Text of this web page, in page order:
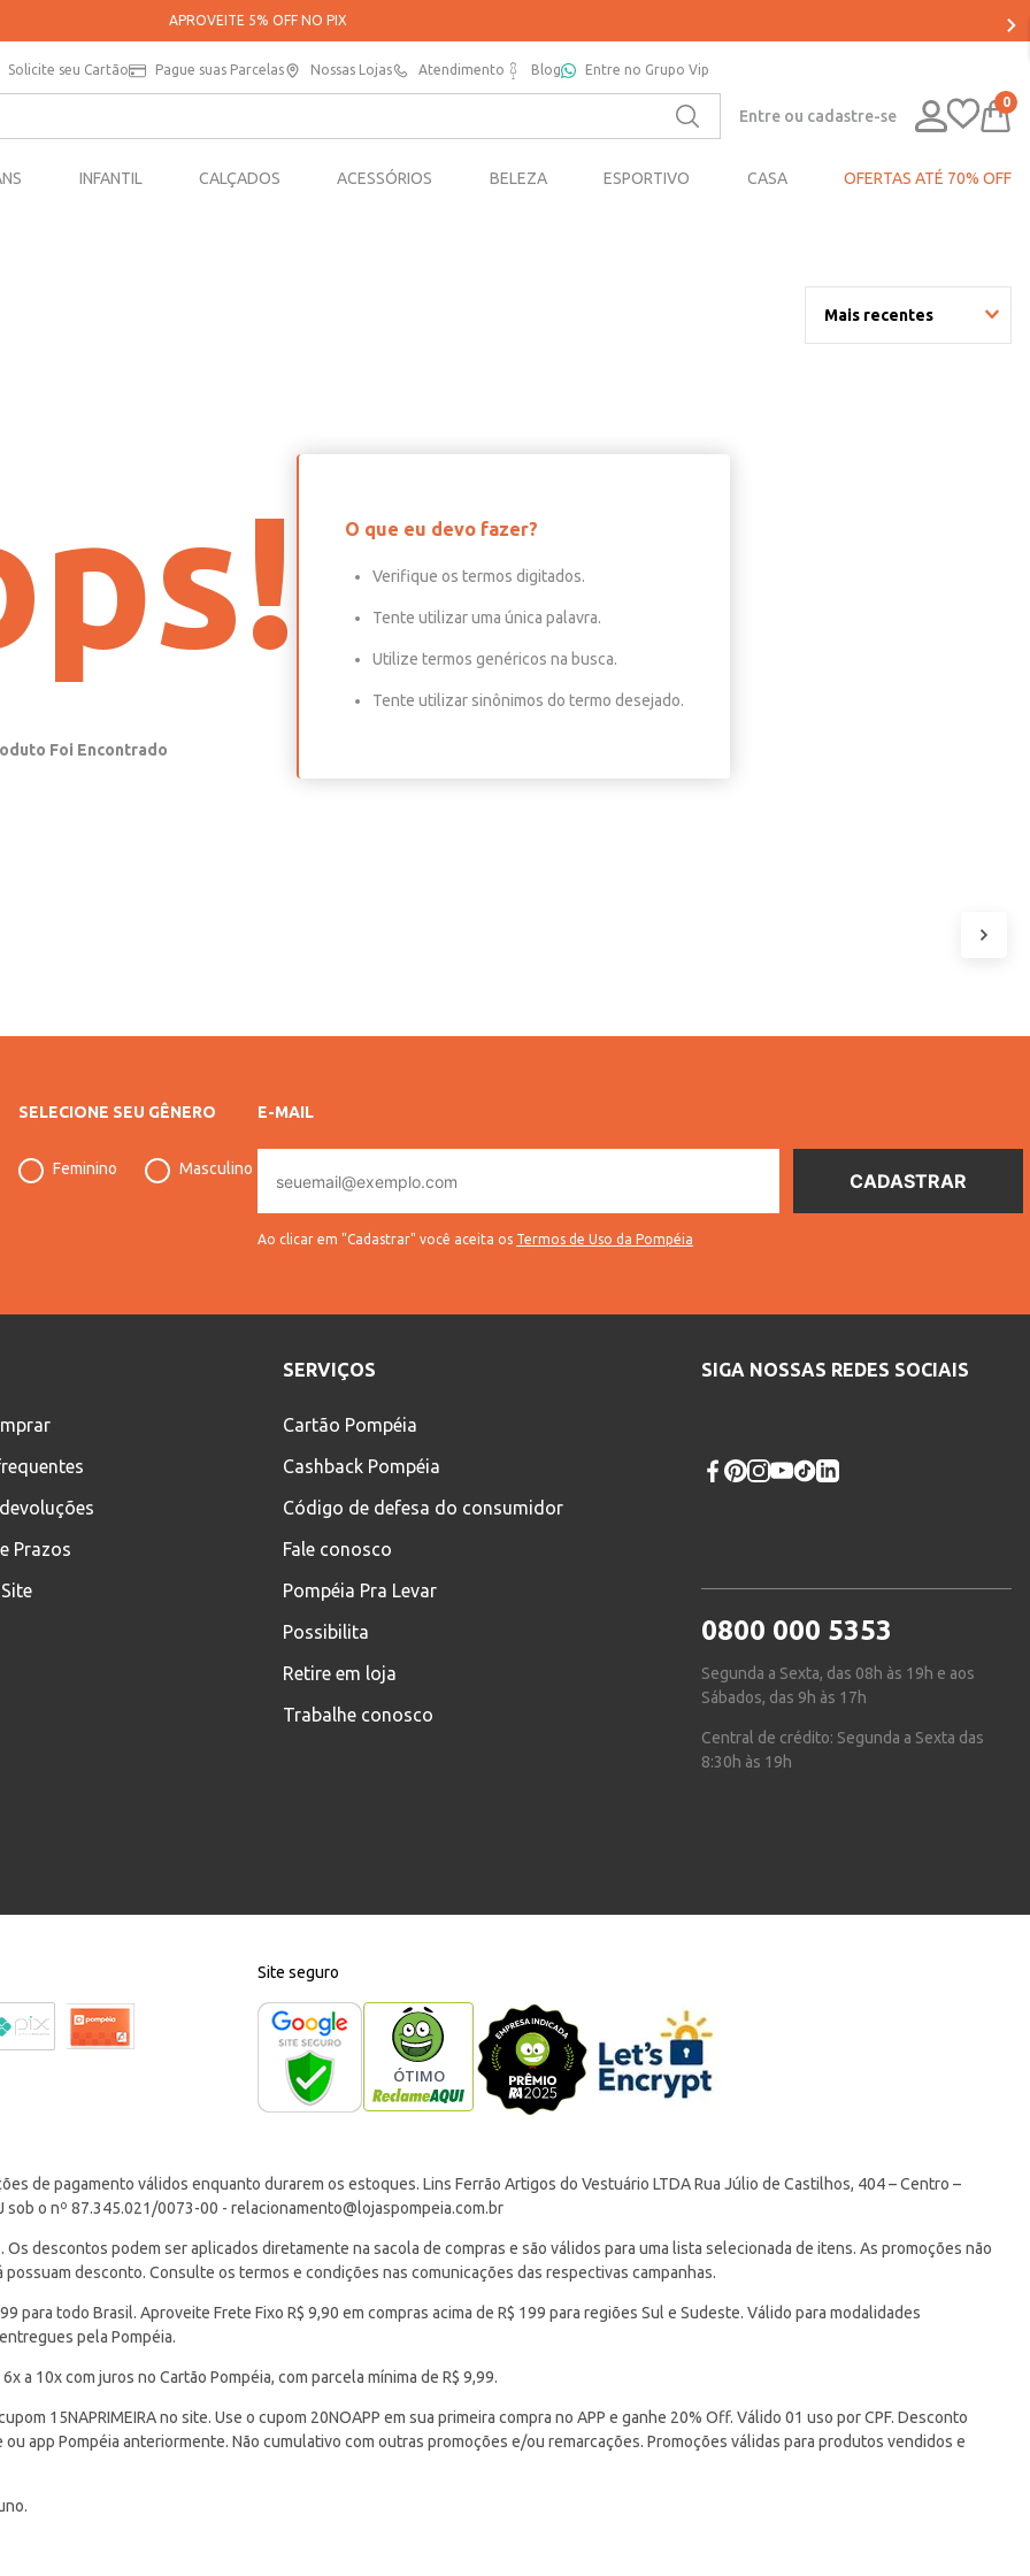
APROVEITE 5% OFF NO PIX
Solicite seu Cartão Pague suas Parcelas Nossas Lojas Atendimento Blog Entre no Grupo Vip
Entre ou cadastre-se
0
INFANTIL CALÇADOS ACESSÓRIOS BELEZA ESPORTIVO CASA OFERTAS ATÉ 70% OFF
Mais recentes
O que eu devo fazer?
Verifique os termos digitados.
Tente utilizar uma única palavra.
Utilize termos genéricos na busca.
Tente utilizar sinônimos do termo desejado.
SELECIONE SEU GÊNERO
Feminino Masculino
E-MAIL
mail
Ao clicar em "Cadastrar" você aceita os Termos de Uso da Pompéia
Prazos
SERVIÇOS
Cartão Pompéia
Cashback Pompéia
Código de defesa do consumidor
Fale conosco
Pompéia Pra Levar
Possibilita
Retire em loja
Trabalhe conosco
SIGA NOSSAS REDES SOCIAIS
0800 000 5353
Segunda a Sexta, das 08h às 19h e aos
Sábados, das 9h às 17h
Central de crédito: Segunda a Sexta das
8:30h às 19h
Site seguro
de pagamento válidos enquanto durarem os estoques. Lins Ferrão Artigos do Vestuário LTDA Rua Júlio de Castilhos, 404 – Centro –
sob o nº 87.345.021/0073-00 - relacionamento@lojaspompeia.com.br
descontos podem ser aplicados diretamente na sacola de compras e são válidos para uma lista selecionada de itens. As promoções não
desconto. Consulte os termos e condições nas comunicações das respectivas campanhas.
para todo Brasil. Aproveite Frete Fixo R$ 9,90 em compras acima de R$ 199 para regiões Sul e Sudeste. Válido para modalidades
pela Pompéia.
a 10x com juros no Cartão Pompéia, com parcela mínima de R$ 9,99.
15NAPRIMEIRA no site. Use o cupom 20NOAPP em sua primeira compra no APP e ganhe 20% Off. Válido 01 uso por CPF. Desconto
app Pompéia anteriormente. Não cumulativo com outras promoções e/ou remarcações. Promoções válidas para produtos vendidos e